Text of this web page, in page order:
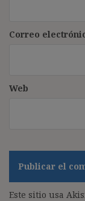
Correo
Web
Este sitio usa